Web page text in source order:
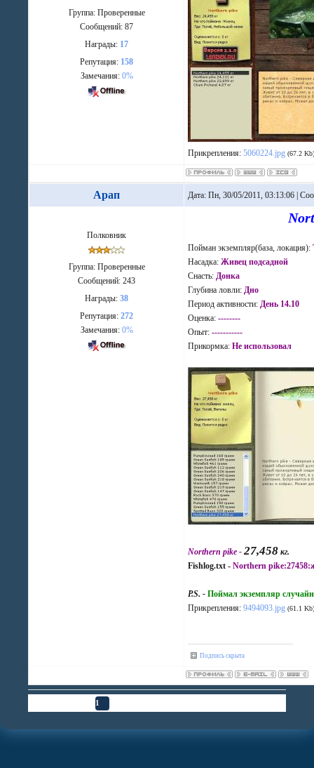
Группа: Проверенные
Сообщений:87
Награды: 17
Репутация: 158
Замечания: 0%
Прикрепления:5060224.jpg (67.2
Арап Дата: Пн, 30/05/2011, 03:13:06 |
Полковник
Группа: Проверенные
Сообщений:243
Награды:38
Репутация:272
Замечания: 0%
Пойман экземпляр(база, локация):
Насадка:Живец подсадной
Снасть:Донка
Глубина ловли:Дно
Период активности:День 14.10
Оценка:--------
Опыт:-----------
Прикормка:Не использовал
Northern pike - 27,458 кг.
Fishlog.txt -Northern
P.S. -Поймал экземпляр
Прикрепления:9494093.jpg (61.1
Подпись скрыта
1